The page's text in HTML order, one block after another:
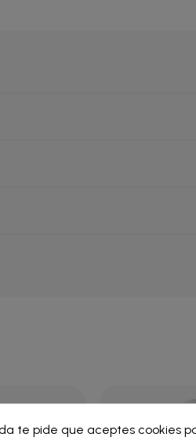
te pide que aceptes cookies